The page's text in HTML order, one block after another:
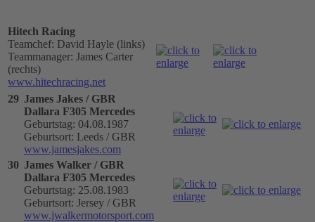
Hitech Racing
Teamchef: David Hayle (links)
Teammanager: James Carter
(rechts)
www.hitechracing.net
29 James Jakes / GBR
Dallara F305 Mercedes
Geburtstag: 04.08.1987
Geburtsort: Leeds / GBR
www.jamesjakes.com
30 James Walker / GBR
Dallara F305 Mercedes
Geburtstag: 25.08.1983
Geburtsort: Jersey / GBR
www.jwalkermotorsport.com